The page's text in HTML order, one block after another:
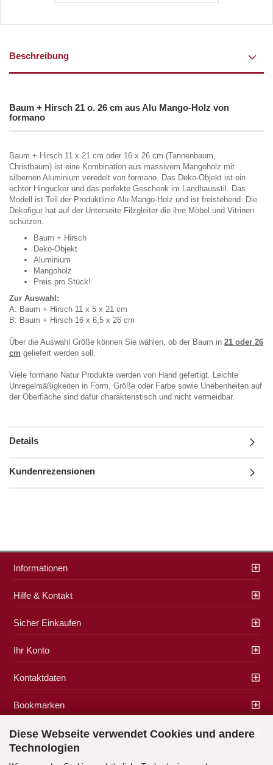
Diese Webseite verwendet Cookies und andere
Technologien
Beschreibung
Baum + Hirsch 21 o. 26 cm aus Alu Mango-Holz von
formano
Baum + Hirsch 11 x 21 cm oder 16 x 26 cm (Tannenbaum,
Christbaum) ist eine Kombination aus massivem Mangoholz mit
silbernen Aluminium veredelt von formano. Das Deko-Objekt ist ein
echter Hingucker und das perfekte Geschenk im Landhausstil. Das
Modell ist Teil der Produktlinie Alu Mango-Holz und ist freistehend. Die
Dekofigur hat auf der Unterseite Filzgleiter die ihre Möbel und Vitrinen
schützen.
Baum + Hirsch
Deko-Objekt
Aluminium
Mangoholz
Preis pro Stück!
Zur Auswahl:
A: Baum + Hirsch 11 x 5 x 21 cm
B: Baum + Hirsch 16 x 6,5 x 26 cm
Über die Auswahl Größe können Sie wählen, ob der Baum in 21 oder 26
cm geliefert werden soll.
Viele formano Natur Produkte werden von Hand gefertigt. Leichte
Unregelmäßigkeiten in Form, Größe oder Farbe sowie Unebenheiten auf
der Oberfläche sind dafür charakteristisch und nicht vermeidbar.
Details
Kundenrezensionen
Informationen
Hilfe & Kontakt
Sicher Einkaufen
Ihr Konto
Kontaktdaten
Bookmarken
Zahlung & Versand